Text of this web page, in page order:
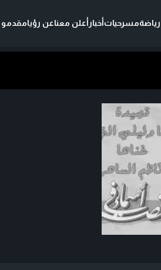
رياضةمسرحياتأخبارأعلن معناعن رؤيامقدمو